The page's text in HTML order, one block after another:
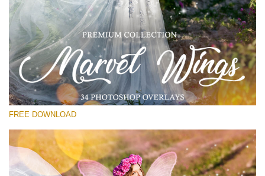
Si prega di Selezionare
Free Wings Overlay #14
Small 800*533px
Marvel Wings
(34 Overlays)
Light Sparkling
(740 Overlays)
FREE DOWNLOAD